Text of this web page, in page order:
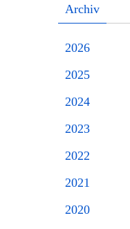
Archiv
2026
2025
2024
2023
2022
2021
2020